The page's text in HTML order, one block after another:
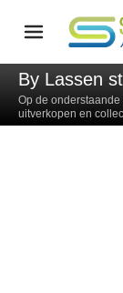
By Lassen
Op de
uitverkopen en